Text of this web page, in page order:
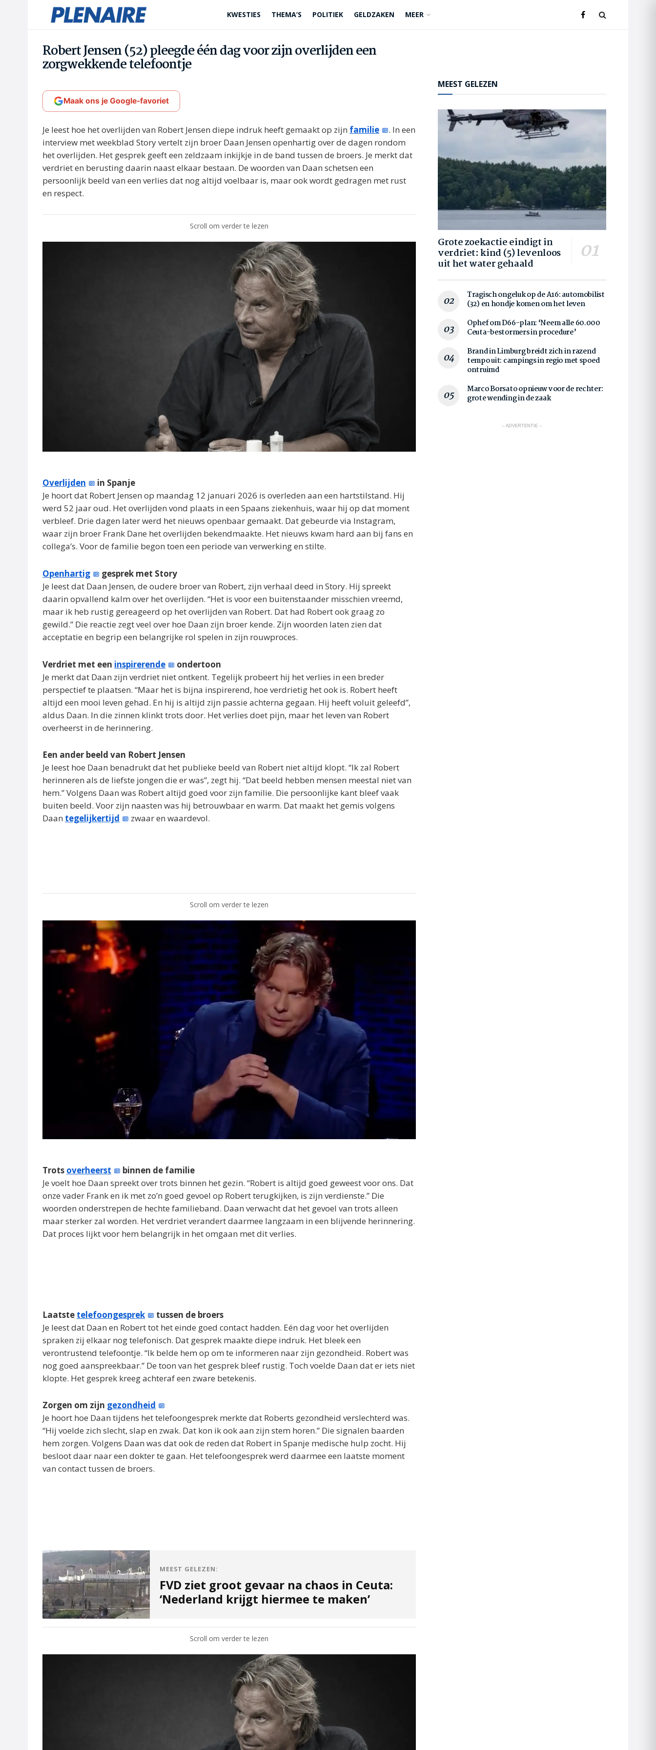
KWESTIES THEMA’S POLITIEK GELDZAKEN MEER
Robert Jensen (52) pleegde één dag voor zijn overlijden een
zorgwekkende telefoontje
Maak ons je Google-favoriet
Je leest hoe het overlijden van Robert Jensen diepe indruk heeft gemaakt op zijn familie
. In een
interview met weekblad Story vertelt zijn broer Daan Jensen openhartig over de dagen rondom
het overlijden. Het gesprek geeft een zeldzaam inkijkje in de band tussen de broers. Je merkt dat
verdriet en berusting daarin naast elkaar bestaan. De woorden van Daan schetsen een
persoonlijk beeld van een verlies dat nog altijd voelbaar is, maar ook wordt gedragen met rust
en respect.
Scroll om verder te lezen
Overlijden
in Spanje
Je hoort dat Robert Jensen op maandag 12 januari 2026 is overleden aan een hartstilstand. Hij
werd 52 jaar oud. Het overlijden vond plaats in een Spaans ziekenhuis, waar hij op dat moment
verbleef. Drie dagen later werd het nieuws openbaar gemaakt. Dat gebeurde via Instagram,
waar zijn broer Frank Dane het overlijden bekendmaakte. Het nieuws kwam hard aan bij fans en
collega’s. Voor de familie begon toen een periode van verwerking en stilte.
Openhartig
gesprek met Story
Je leest dat Daan Jensen, de oudere broer van Robert, zijn verhaal deed in Story. Hij spreekt
daarin opvallend kalm over het overlijden. “Het is voor een buitenstaander misschien vreemd,
maar ik heb rustig gereageerd op het overlijden van Robert. Dat had Robert ook graag zo
gewild.” Die reactie zegt veel over hoe Daan zijn broer kende. Zijn woorden laten zien dat
acceptatie en begrip een belangrijke rol spelen in zijn rouwproces.
Verdriet met een inspirerende
ondertoon
Je merkt dat Daan zijn verdriet niet ontkent. Tegelijk probeert hij het verlies in een breder
perspectief te plaatsen. “Maar het is bijna inspirerend, hoe verdrietig het ook is. Robert heeft
altijd een mooi leven gehad. En hij is altijd zijn passie achterna gegaan. Hij heeft voluit geleefd”,
aldus Daan. In die zinnen klinkt trots door. Het verlies doet pijn, maar het leven van Robert
overheerst in de herinnering.
Een ander beeld van Robert Jensen
Je leest hoe Daan benadrukt dat het publieke beeld van Robert niet altijd klopt. “Ik zal Robert
herinneren als de liefste jongen die er was”, zegt hij. “Dat beeld hebben mensen meestal niet van
hem.” Volgens Daan was Robert altijd goed voor zijn familie. Die persoonlijke kant bleef vaak
buiten beeld. Voor zijn naasten was hij betrouwbaar en warm. Dat maakt het gemis volgens
Daan tegelijkertijd zwaar en waardevol.
Scroll om verder te lezen
Trots overheerst
binnen de familie
Je voelt hoe Daan spreekt over trots binnen het gezin. “Robert is altijd goed geweest voor ons. Dat
onze vader Frank en ik met zo’n goed gevoel op Robert terugkijken, is zijn verdienste.” Die
woorden onderstrepen de hechte familieband. Daan verwacht dat het gevoel van trots alleen
maar sterker zal worden. Het verdriet verandert daarmee langzaam in een blijvende herinnering.
Dat proces lijkt voor hem belangrijk in het omgaan met dit verlies.
Laatste telefoongesprek
tussen de broers
Je leest dat Daan en Robert tot het einde goed contact hadden. Eén dag voor het overlijden
spraken zij elkaar nog telefonisch. Dat gesprek maakte diepe indruk. Het bleek een
verontrustend telefoontje. “Ik belde hem op om te informeren naar zijn gezondheid. Robert was
nog goed aanspreekbaar.” De toon van het gesprek bleef rustig. Toch voelde Daan dat er iets niet
klopte. Het gesprek kreeg achteraf een zware betekenis.
Zorgen om zijn gezondheid
Je hoort hoe Daan tijdens het telefoongesprek merkte dat Roberts gezondheid verslechterd was.
“Hij voelde zich slecht, slap en zwak. Dat kon ik ook aan zijn stem horen.” Die signalen baarden
hem zorgen. Volgens Daan was dat ook de reden dat Robert in Spanje medische hulp zocht. Hij
besloot daar naar een dokter te gaan. Het telefoongesprek werd daarmee een laatste moment
van contact tussen de broers.
MEEST GELEZEN:
FVD ziet groot gevaar na chaos in Ceuta:
‘Nederland krijgt hiermee te maken’
Scroll om verder te lezen
MEEST GELEZEN
Grote zoekactie eindigt in
verdriet: kind (5) levenloos
uit het water gehaald
Tragisch ongeluk op de A16: automobilist
(32) en hondje komen om het leven
Ophef om D66-plan: ‘Neem alle 60.000
Ceuta-bestormers in procedure’
Brand in Limburg breidt zich in razend
tempo uit: campings in regio met spoed
ontruimd
Marco Borsato opnieuw voor de rechter:
grote wending in de zaak
-- ADVERTENTIE --